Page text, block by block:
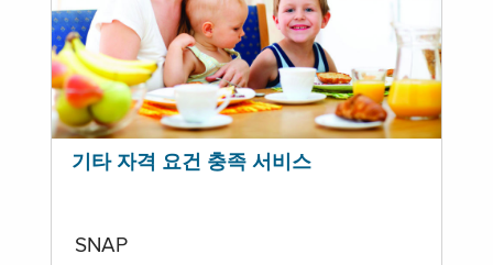
기타 자격 요건 충족 서비스
SNAP